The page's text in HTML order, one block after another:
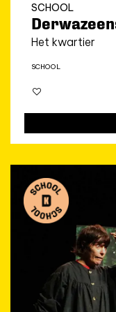
Het kwartier
SCHOOL
SCHOOL